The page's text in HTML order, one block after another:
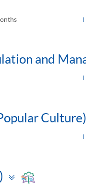
and
Culture)
Toggle